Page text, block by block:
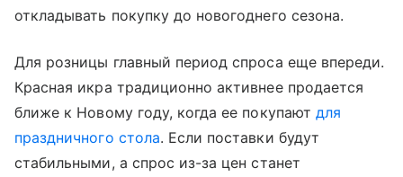
откладывать покупку до новогоднего сезона.
Для розницы главный период спроса еще впереди.
Красная икра традиционно активнее продается
ближе к Новому году, когда ее покупают для
праздничного стола. Если поставки будут
стабильными, а спрос из-за цен станет